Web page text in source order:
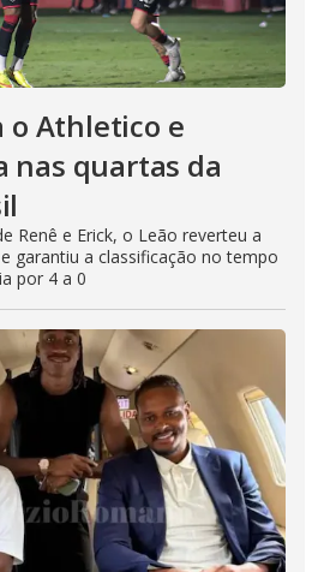
o Athletico e
nas quartas da
Renê e Erick, o Leão reverteu a
garantiu a classificação no tempo
por 4 a 0